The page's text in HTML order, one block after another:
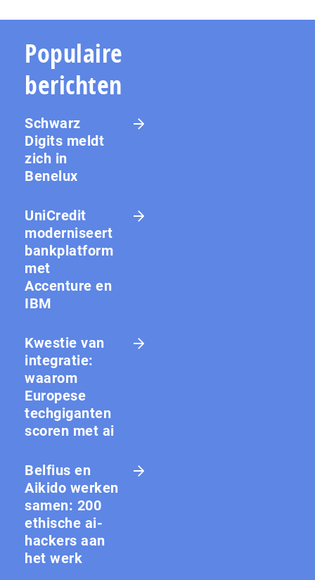
Populaire
berichten
Schwarz
Digits meldt
zich in
Benelux
UniCredit
moderniseert
bankplatform
met
Accenture en
IBM
Kwestie van
integratie:
waarom
Europese
techgiganten
scoren met ai
Belfius en
Aikido werken
samen: 200
ethische ai-
hackers aan
het werk